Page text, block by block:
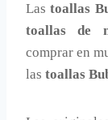
Lastoallas
toallas de
comprar en
las toallas